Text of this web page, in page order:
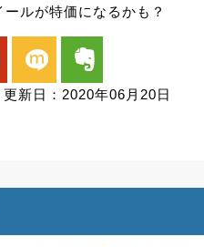
ルが特価になるかも？
mixi evernote
更新日：2020年06月20日